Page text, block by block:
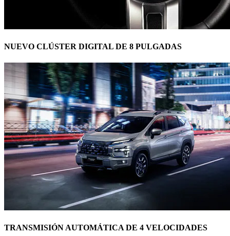
NUEVO CLÚSTER DIGITAL DE 8 PULGADAS
TRANSMISIÓN AUTOMÁTICA DE 4 VELOCIDADES